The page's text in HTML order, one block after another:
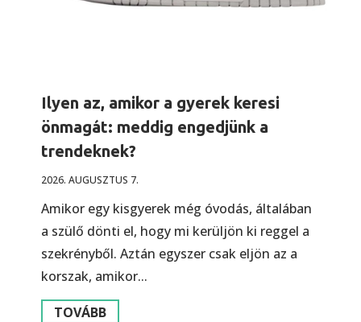
Ilyen az, amikor a gyerek keresi
önmagát: meddig engedjünk a
trendeknek?
2026. AUGUSZTUS 7.
Amikor egy kisgyerek még óvodás, általában
a szülő dönti el, hogy mi kerüljön ki reggel a
szekrényből. Aztán egyszer csak eljön az a
korszak, amikor...
TOVÁBB